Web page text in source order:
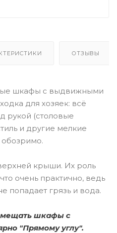
ОТЗЫВЫ
шкафы с выдвижными
для хозяек: всё
рукой (столовые
и другие мелкие
крыши. Их роль
очень практично, ведь
попадает грязь и вода.
шкафы с
"Прямому углу".